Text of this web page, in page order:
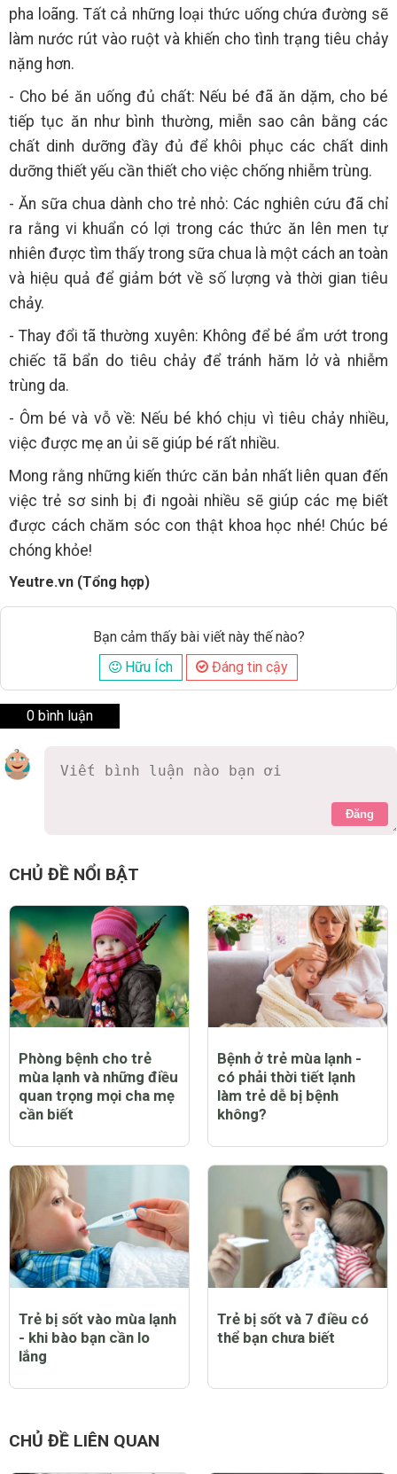
pha loãng. Tất cả những loại thức uống chứa đường sẽ
làm nước rút vào ruột và khiến cho tình trạng tiêu chảy
nặng hơn.
- Cho bé ăn uống đủ chất: Nếu bé đã ăn dặm, cho bé
tiếp tục ăn như bình thường, miễn sao cân bằng các
chất dinh dưỡng đầy đủ để khôi phục các chất dinh
dưỡng thiết yếu cần thiết cho việc chống nhiễm trùng.
- Ăn sữa chua dành cho trẻ nhỏ: Các nghiên cứu đã chỉ
ra rằng vi khuẩn có lợi trong các thức ăn lên men tự
nhiên được tìm thấy trong sữa chua là một cách an toàn
và hiệu quả để giảm bớt về số lượng và thời gian tiêu
chảy.
- Thay đổi tã thường xuyên: Không để bé ẩm ướt trong
chiếc tã bẩn do tiêu chảy để tránh hăm lở và nhiễm
trùng da.
- Ôm bé và vỗ về: Nếu bé khó chịu vì tiêu chảy nhiều,
việc được mẹ an ủi sẽ giúp bé rất nhiều.
Mong rằng những kiến thức căn bản nhất liên quan đến
việc trẻ sơ sinh bị đi ngoài nhiều sẽ giúp các mẹ biết
được cách chăm sóc con thật khoa học nhé! Chúc bé
chóng khỏe!
Yeutre.vn (Tổng hợp)
Bạn cảm thấy bài viết này thế nào?
Hữu Ích
Đáng tin cậy
0 bình luận
Đăng
CHỦ ĐỀ NỔI BẬT
Phòng bệnh cho trẻ
mùa lạnh và những điều
quan trọng mọi cha mẹ
cần biết
Bệnh ở trẻ mùa lạnh -
có phải thời tiết lạnh
làm trẻ dễ bị bệnh
không?
Trẻ bị sốt vào mùa lạnh
- khi bào bạn cần lo
lắng
Trẻ bị sốt và 7 điều có
thể bạn chưa biết
CHỦ ĐỀ LIÊN QUAN